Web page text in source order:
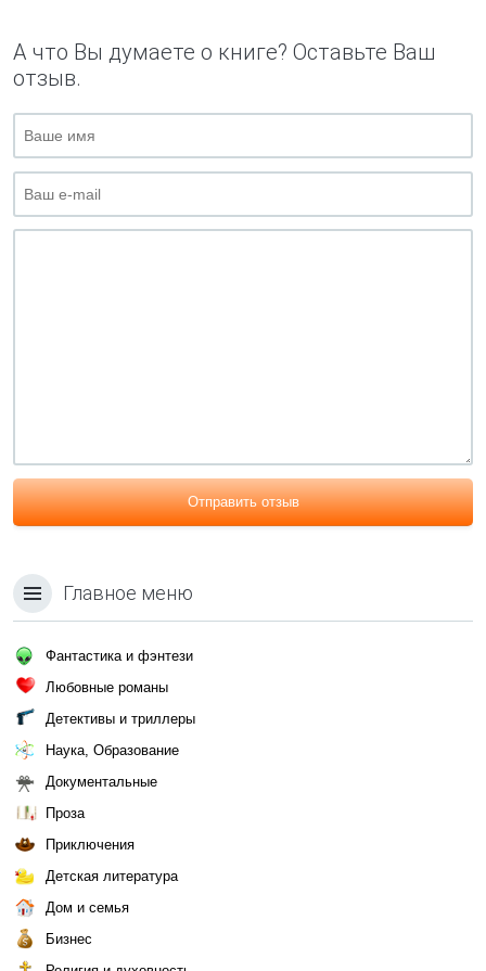
А что Вы думаете о книге? Оставьте Ваш
отзыв.
Отправить отзыв
Главное меню
Фантастика и фэнтези
Любовные романы
Детективы и триллеры
Наука, Образование
Документальные
Проза
Приключения
Детская литература
Дом и семья
Бизнес